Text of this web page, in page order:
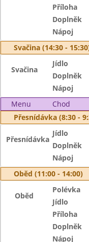
Příloha
Doplněk
Nápoj
Svačina (14:30 -
Svačina
Jídlo
Doplněk
Nápoj
Menu
Chod
Přesnídávka (8:30 -
Přesnídávka
Jídlo
Doplněk
Nápoj
Oběd (11:00 - 14:00)
Oběd
Polévka
Jídlo
Příloha
Doplněk
Nápoj